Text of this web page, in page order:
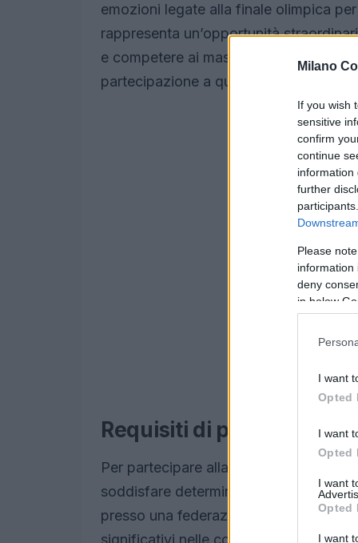
Milano
If you wish
sensitive
confirm
continue
information
further
Please
information
deny
in below
I want
Opted
I want
Opted
I want
Opted
I want
emozioni legate alla finale olimpica
rappresenta un’opportunità
e competere ai massimi livelli. Di
partecipazione a questa finale, inclusi
Requisiti di
Per partecipare alla finale olimpica
soddisfare determinati
requisiti di
presso una federazione sportiva